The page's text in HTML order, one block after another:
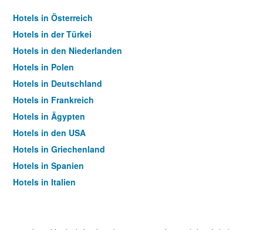
Hotels in Österreich
Hotels in der Türkei
Hotels in den Niederlanden
Hotels in Polen
Hotels in Deutschland
Hotels in Frankreich
Hotels in Ägypten
Hotels in den USA
Hotels in Griechenland
Hotels in Spanien
Hotels in Italien